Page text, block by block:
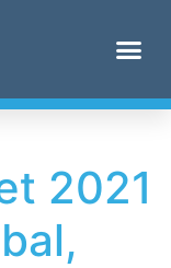
2021